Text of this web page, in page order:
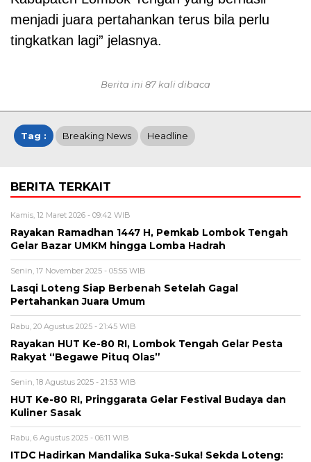
menjadi juara pertahankan terus bila perlu
tingkatkan lagi” jelasnya.
Berita ini 87 kali dibaca
Tag : Breaking News Headline
BERITA TERKAIT
Kamis, 12 Maret 2026 - 09:42 WIB
Rayakan Ramadhan 1447 H, Pemkab Lombok Tengah
Gelar Bazar UMKM hingga Lomba Hadrah
Senin, 17 November 2025 - 05:55 WIB
Lasqi Loteng Siap Berbenah Setelah Gagal
Pertahankan Juara Umum
Rabu, 20 Agustus 2025 - 21:45 WIB
Rayakan HUT Ke-80 RI, Lombok Tengah Gelar Pesta
Rakyat “Begawe Pituq Olas”
Senin, 18 Agustus 2025 - 21:53 WIB
HUT Ke-80 RI, Pringgarata Gelar Festival Budaya dan
Kuliner Sasak
Rabu, 6 Agustus 2025 - 06:11 WIB
ITDC Hadirkan Mandalika Suka-Suka! Sekda Loteng: